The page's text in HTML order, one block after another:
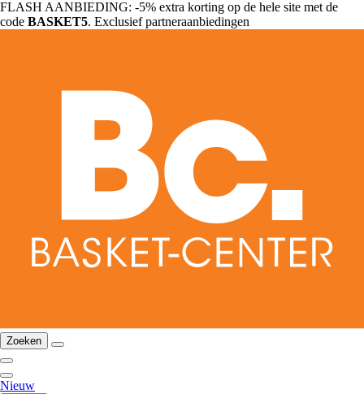
FLASH AANBIEDING: -5% extra korting op de hele site met de
code BASKET5. Exclusief partneraanbiedingen
Zoeken
Nieuw